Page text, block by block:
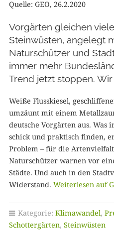
Quelle: GEO, 26.2.2020
Vorgärten gleichen
Steinwüsten, angelegt
Naturschützer und
immer mehr
Trend jetzt stoppen.
Weiße Flusskiesel,
umzäunt mit einem
deutsche Vorgärten aus. Was
schick und praktisch finden,
Problem – für die
Naturschützer warnen vor
Städte. Und auch in den
Widerstand. Weiterlesen auf
Kategorie: Klimawandel,
Schottergärten, Steinwüsten